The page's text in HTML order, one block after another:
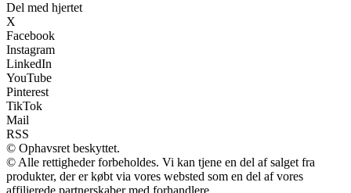
Del med hjertet
X
Facebook
Instagram
LinkedIn
YouTube
Pinterest
TikTok
Mail
RSS
© Ophavsret beskyttet.
© Alle rettigheder forbeholdes. Vi kan tjene en del af salget fra
produkter, der er købt via vores websted som en del af vores